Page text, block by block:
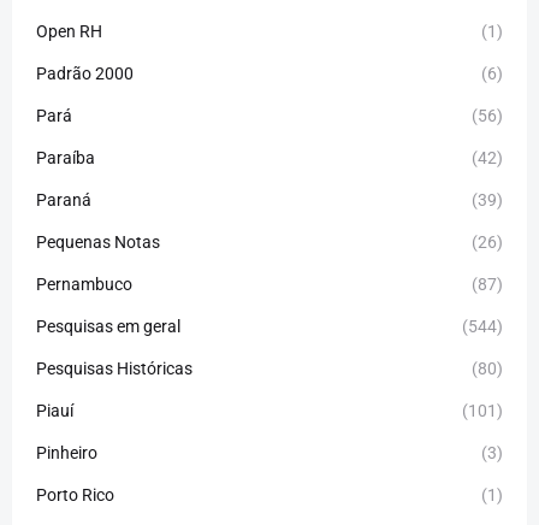
Open RH (1)
Padrão 2000 (6)
Pará (56)
Paraíba (42)
Paraná (39)
Pequenas Notas (26)
Pernambuco (87)
Pesquisas em geral (544)
Pesquisas Históricas (80)
Piauí (101)
Pinheiro (3)
Porto Rico (1)